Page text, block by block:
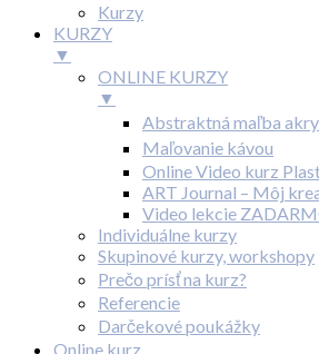
Kurzy
KURZY
▼
ONLINE KURZY
▼
Abstraktná maľba
Maľovanie kávou
Online Video kurz
ART Journal – Môj
Video lekcie
Individuálne kurzy
Skupinové kurzy, workshopy
Prečo prísť na kurz?
Referencie
Darčekové poukážky
Online kurz